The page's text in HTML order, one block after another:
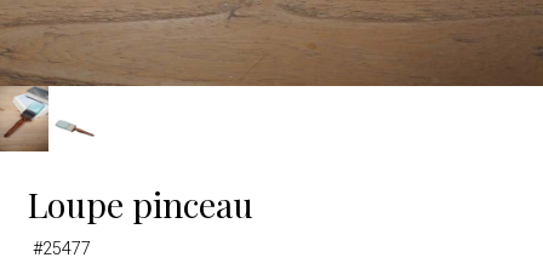
Loupe pinceau
#25477